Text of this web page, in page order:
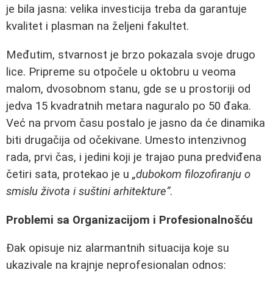
je bila jasna: velika investicija treba da garantuje
kvalitet i plasman na željeni fakultet.
Međutim, stvarnost je brzo pokazala svoje drugo
lice. Pripreme su otpočele u oktobru u veoma
malom, dvosobnom stanu, gde se u prostoriji od
jedva 15 kvadratnih metara naguralo po 50 đaka.
Već na prvom času postalo je jasno da će dinamika
biti drugačija od očekivane. Umesto intenzivnog
rada, prvi čas, i jedini koji je trajao puna predviđena
četiri sata, protekao je u „dubokom filozofiranju o
smislu života i suštini arhitekture“.
Problemi sa Organizacijom i Profesionalnošću
Đak opisuje niz alarmantnih situacija koje su
ukazivale na krajnje neprofesionalan odnos: